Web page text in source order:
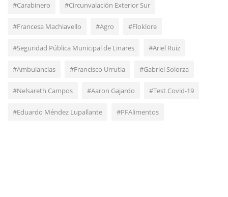
#Carabinero #Circunvalación Exterior Sur
#Francesa Machiavello #Agro #Floklore
#Seguridad Pública Municipal de Linares #Ariel Ruiz
#Ambulancias #Francisco Urrutia #Gabriel Solorza
#Nelsareth Campos #Aaron Gajardo #Test Covid-19
#Eduardo Méndez Lupallante #PFAlimentos